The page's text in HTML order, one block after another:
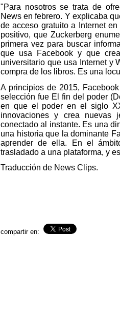
"Para nosotros se trata de
News en febrero. Y explicaba
de acceso gratuito a Internet
positivo, que Zuckerberg
primera vez para buscar
que usa Facebook y que
universitario que usa Internet y
compra de los libros. Es una
A principios de 2015,
selección fue El fin del poder
en que el poder en el siglo
innovaciones y crea nuevas
conectado al instante. Es una
una historia que la dominante
aprender de ella. En el
trasladado a una plataforma, y
Traducción de News Clips.
compartir en: